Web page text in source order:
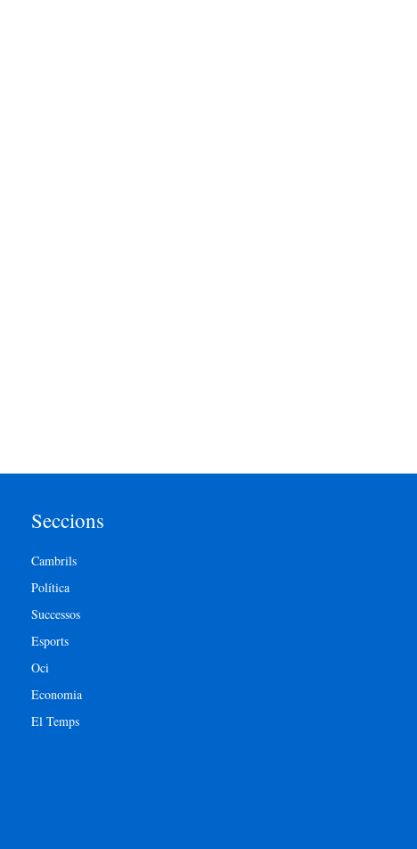
Seccions
Cambrils
Política
Successos
Esports
Oci
Economia
El Temps